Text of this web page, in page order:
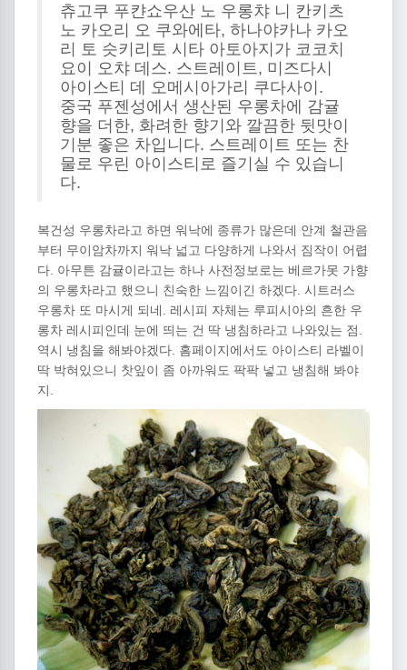
츄고쿠 푸캰쇼우산 노 우롱챠 니 칸키츠
노 카오리 오 쿠와에타, 하나야카나 카오
리 토 슷키리토 시타 아토아지가 코코치
요이 오챠 데스. 스트레이트, 미즈다시
아이스티 데 오메시아가리 쿠다사이.
중국 푸젠성에서 생산된 우롱차에 감귤
향을 더한, 화려한 향기와 깔끔한 뒷맛이
기분 좋은 차입니다. 스트레이트 또는 찬
물로 우린 아이스티로 즐기실 수 있습니
다.
복건성 우롱차라고 하면 워낙에 종류가 많은데 안계 철관음
부터 무이암차까지 워낙 넓고 다양하게 나와서 짐작이 어렵
다. 아무튼 감귤이라고는 하나 사전정보로는 베르가못 가향
의 우롱차라고 했으니 친숙한 느낌이긴 하겠다. 시트러스
우롱차 또 마시게 되네. 레시피 자체는 루피시아의 흔한 우
롱차 레시피인데 눈에 띄는 건 딱 냉침하라고 나와있는 점.
역시 냉침을 해봐야겠다. 홈페이지에서도 아이스티 라벨이
딱 박혀있으니 찻잎이 좀 아까워도 팍팍 넣고 냉침해 봐야
지.